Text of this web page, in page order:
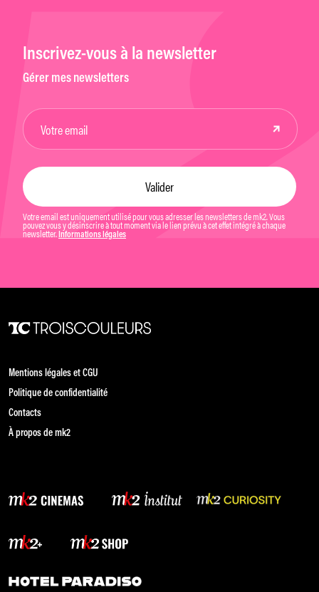
Inscrivez-vous à la newsletter
Gérer mes newsletters
Votre email est uniquement utilisé pour vous adresser les newsletters de mk2. Vous
pouvez vous y désinscrire à tout moment via le lien prévu à cet effet intégré à chaque
newsletter. Informations légales
Mentions légales et CGU
Politique de confidentialité
Contacts
À propos de mk2